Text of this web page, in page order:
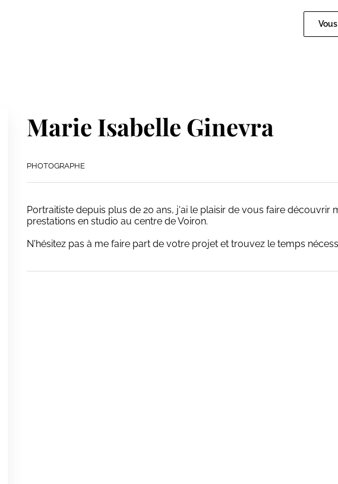
Marie Isabelle Ginevra
PHOTOGRAPHE
Portraitiste depuis plus de 20 ans, j'ai le plaisir de vous faire découvrir
prestations en studio au centre de Voiron.
N'hésitez pas à me faire part de votre projet et trouvez le temps